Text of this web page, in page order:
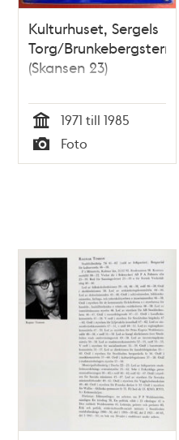
Kulturhuset, Sergels
Torg/
(Skansen 23)
Tid
1971 till 1985
Typ
Foto